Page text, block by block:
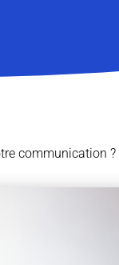
communication ?